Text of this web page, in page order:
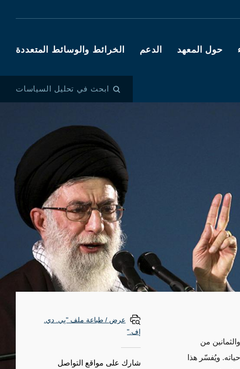
حول المعهد الدعم الخرائط والوسائط المتعددة
ابحث في تحليل السياسات
والثمانين من
ويُفسّر هذا
عرض / طباعة ملف "پي. دي.
إف."
شارك على مواقع التواصل